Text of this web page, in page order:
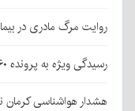
روایت مرگ مادری در
رسیدگی ویژه به پرونده ۱۶۰ مالباخته پیش‌فروش خودرو در زرند
هشدار هواشناسی